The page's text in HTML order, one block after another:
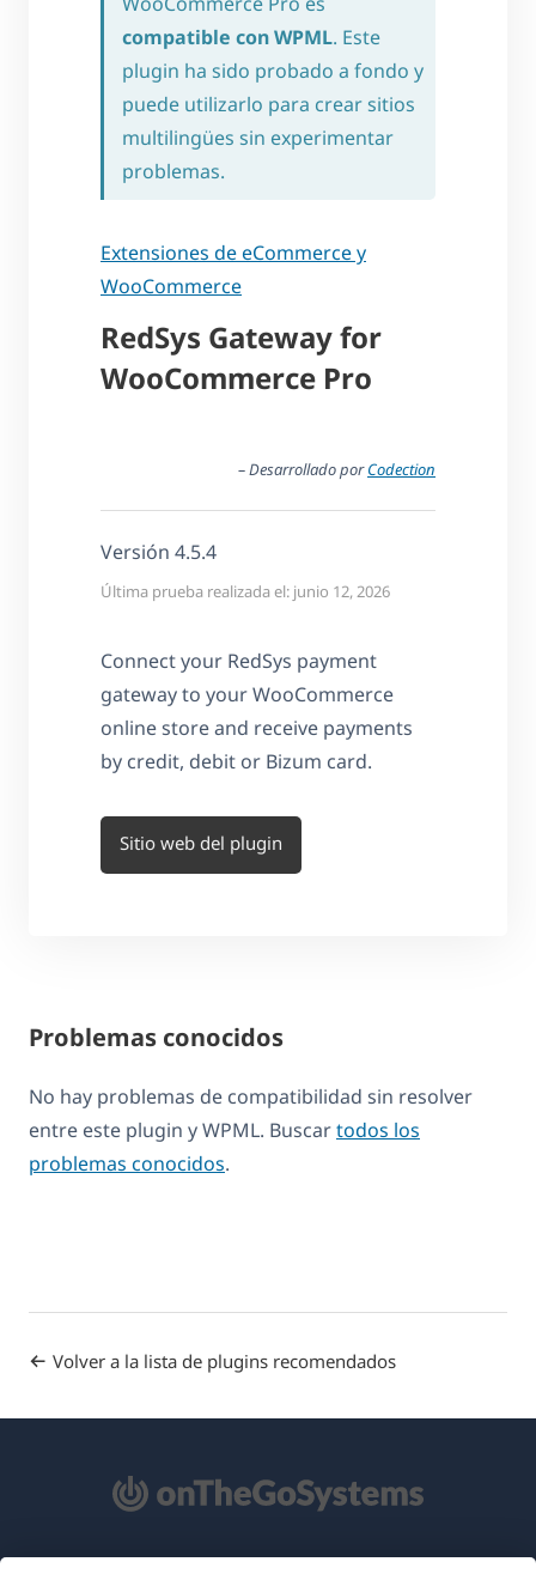
compatible con WPML. Este
plugin ha sido probado a fondo y
puede utilizarlo para crear sitios
multilingües sin experimentar
problemas.
Extensiones de eCommerce y
WooCommerce
RedSys Gateway for
WooCommerce Pro
– Desarrollado porCodection
Versión 4.5.4
Última prueba realizada el: junio 12, 2026
Connect your RedSys payment
gateway to your WooCommerce
online store and receive payments
by credit, debit or Bizum card.
Sitio web del plugin
Problemas conocidos
No hay problemas de compatibilidad sin resolver
entre este plugin y WPML. Buscartodos los
problemas conocidos.
Volver a la lista de plugins recomendados